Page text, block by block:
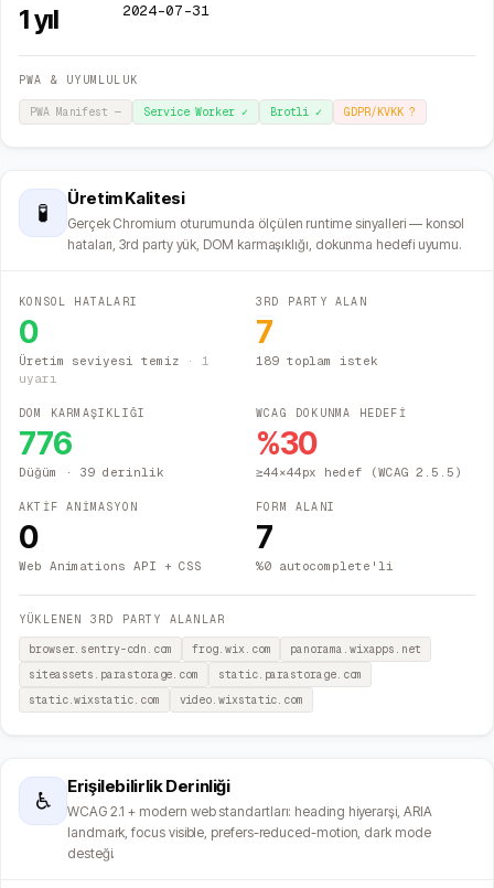
1yıl 2024-07-31
PWA & UYUMLULUK
PWA Manifest— Service Worker ✓ Brotli✓ GDPR/KVKK?
🧪
Üretim Kalitesi
Gerçek Chromium oturumunda ölçülen runtime sinyalleri — konsol
hataları, 3rd party yük, DOM karmaşıklığı, dokunma hedefi uyumu.
KONSOL HATALARI
0
Üretim seviyesi temiz ·1
uyarı
3RD PARTY ALAN
7
189 toplam istek
DOM KARMAŞIKLIĞI
776
Düğüm · 39 derinlik
WCAG DOKUNMA HEDEFİ
%30
≥44×44px hedef (WCAG 2.5.5)
AKTİF ANİMASYON
0
Web Animations API + CSS
FORM ALANI
7
%0 autocomplete'li
YÜKLENEN 3RD PARTY ALANLAR
browser.sentry-cdn.com frog.wix.com
panorama.wixapps.net
siteassets.parastorage.com
static.parastorage.com
static.wixstatic.com
video.wixstatic.com
♿
Erişilebilirlik Derinliği
WCAG 2.1 + modern web standartları: heading hiyerarşi, ARIA
landmark, focus visible, prefers-reduced-motion, dark mode
desteği.